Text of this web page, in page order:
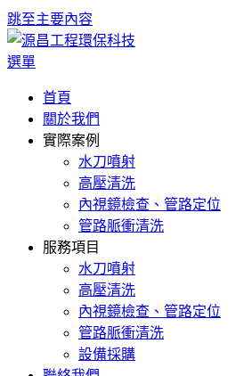
跳至主要內容
選單
首頁
關於我們
實際案例
水刀噴射
高壓清洗
內視鏡檢查、管路定位
管路脈衝清洗
服務項目
水刀噴射
高壓清洗
內視鏡檢查、管路定位
管路脈衝清洗
設備採購